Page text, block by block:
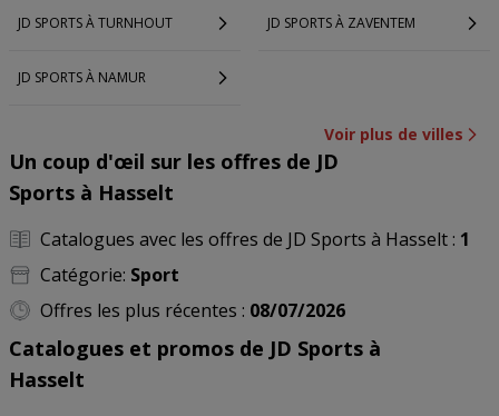
JD SPORTS À TURNHOUT JD SPORTS À ZAVENTEM
JD SPORTS À NAMUR
Voir plus de villes
Un coup d'œil sur les offres de JD
Sports à Hasselt
Catalogues avec les offres de JD Sports à Hasselt : 1
Catégorie: Sport
Offres les plus récentes : 08/07/2026
Catalogues et promos de JD Sports à
Hasselt